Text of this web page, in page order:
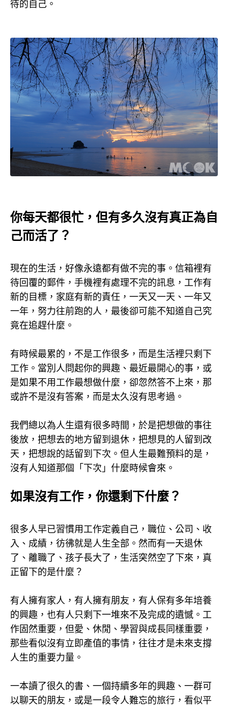
待的自己。
你每天都很忙，但有多久沒有真正為自
己而活了？
現在的生活，好像永遠都有做不完的事。信箱裡有
待回覆的郵件，手機裡有處理不完的訊息，工作有
新的目標，家庭有新的責任，一天又一天、一年又
一年，努力往前跑的人，最後卻可能不知道自己究
竟在追趕什麼。
有時候最累的，不是工作很多，而是生活裡只剩下
工作。當別人問起你的興趣、最近最開心的事，或
是如果不用工作最想做什麼，卻忽然答不上來，那
或許不是沒有答案，而是太久沒有思考過。
我們總以為人生還有很多時間，於是把想做的事往
後放，把想去的地方留到退休，把想見的人留到改
天，把想說的話留到下次。但人生最難預料的是，
沒有人知道那個「下次」什麼時候會來。
如果沒有工作，你還剩下什麼？
很多人早已習慣用工作定義自己，職位、公司、收
入、成績，彷彿就是人生全部。然而有一天退休
了、離職了、孩子長大了，生活突然空了下來，真
正留下的是什麼？
有人擁有家人，有人擁有朋友，有人保有多年培養
的興趣，也有人只剩下一堆來不及完成的遺憾。工
作固然重要，但愛、休閒、學習與成長同樣重要，
那些看似沒有立即產值的事情，往往才是未來支撐
人生的重要力量。
一本讀了很久的書、一個持續多年的興趣、一群可
以聊天的朋友，或是一段令人難忘的旅行，看似平